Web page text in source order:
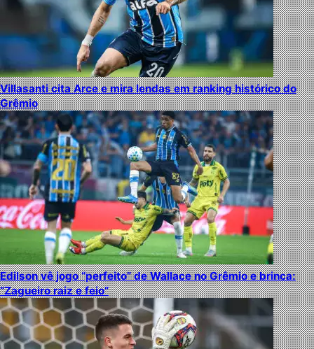
Villasanti cita Arce e mira lendas em ranking histórico do
Grêmio
Edilson vê jogo “perfeito” de Wallace no Grêmio e brinca:
“Zagueiro raiz e feio”